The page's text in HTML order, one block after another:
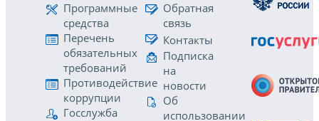
Программные
средства
Перечень
обязательных
требований
Противодействие
коррупции
Госслужба
Обратная
связь
Контакты
Подписка
на
новости
Об
использовании